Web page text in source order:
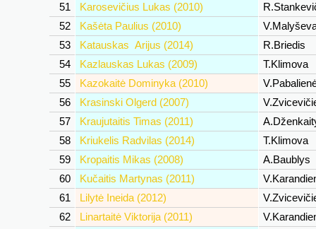
51
Karosevičius Lukas (2010)
52
Kašėta Paulius (2010)
53
Katauskas Arijus (2014)
R.Briedis
54
Kazlauskas Lukas (2009)
T.Klimova
55
Kazokaitė Dominyka (2010)
56
Krasinski Olgerd (2007)
57
Kraujutaitis Timas (2011)
58
Kriukelis Radvilas (2014)
T.Klimova
59
Kropaitis Mikas (2008)
A.Baublys
60
Kučaitis Martynas (2011)
61
Lilytė Ineida (2012)
62
Linartaitė Viktorija (2011)